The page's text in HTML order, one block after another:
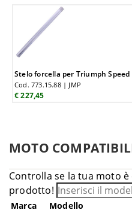
Stelo forcella per Triumph
Cod. 773.15.88 | JMP
€ 227,45
MOTO
Controlla se la tua moto
prodotto!
Marca Modello